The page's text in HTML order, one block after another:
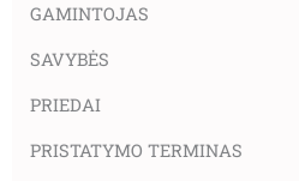
GAMINTOJAS
SAVYBĖS
PRIEDAI
PRISTATYMO TERMINAS